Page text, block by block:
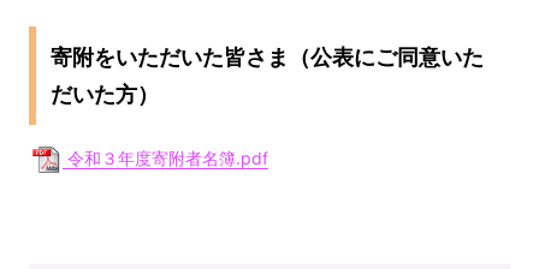
寄附をいただいた皆さま（公表にご同意いた
だいた方）
令和３年度寄附者名簿.pdf